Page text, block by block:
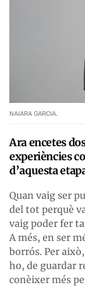
NAIARA GARCIA.
Ara encetes
experiències
d’aquesta
Quan vaig ser
del tot perquè
vaig poder fer
A més, en ser
borrós. Per
ho, de guardar
conèixer més